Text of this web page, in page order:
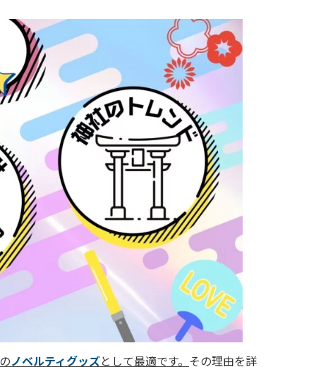
ノベルティグッズとして最適です。 その理由を詳